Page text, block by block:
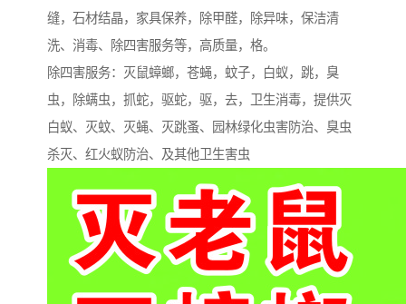
缝，石材结晶，家具保养，除甲醛，除异味，保洁清
洗、消毒、除四害服务等，高质量，格。
除四害服务：灭鼠蟑螂，苍蝇，蚊子，白蚁，跳，臭
虫，除螨虫，抓蛇，驱蛇，驱，去，卫生消毒，提供灭
白蚁、灭蚊、灭蝇、灭跳蚤、园林绿化虫害防治、臭虫
杀灭、红火蚁防治、及其他卫生害虫